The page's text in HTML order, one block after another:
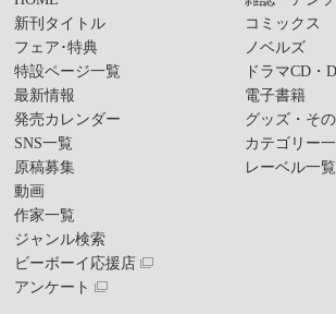
新刊タイトル
フェア･特典
特設ページ一覧
最新情報
発売カレンダー
SNS一覧
原稿募集
動画
作家一覧
ジャンル検索
ビーボーイ応援店
アンケート
コミックス
ノベルズ
ドラマCD・
電子書籍
グッズ・そ
カテゴリー
レーベル一覧